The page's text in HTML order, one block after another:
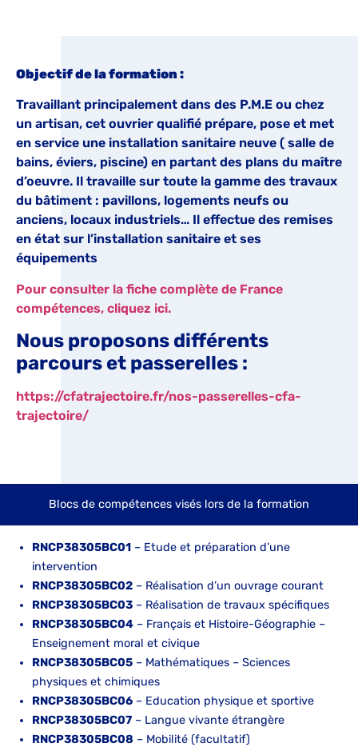
Objectif de la formation :
Travaillant principalement dans des P.M.E ou chez
un artisan, cet ouvrier qualifié prépare, pose et met
en service une installation sanitaire neuve ( salle de
bains, éviers, piscine) en partant des plans du maître
d’oeuvre. Il travaille sur toute la gamme des travaux
du bâtiment : pavillons, logements neufs ou
anciens, locaux industriels… Il effectue des remises
en état sur l’installation sanitaire et ses
équipements
Pour consulter la fiche complète de France
compétences, cliquez ici.
Nous proposons différents
parcours et passerelles :
https://cfatrajectoire.fr/nos-passerelles-cfa-
trajectoire/
Blocs de compétences visés lors de la formation
RNCP38305BC01 – Etude et préparation d’une
intervention
RNCP38305BC02 – Réalisation d’un ouvrage courant
RNCP38305BC03 – Réalisation de travaux spécifiques
RNCP38305BC04 – Français et Histoire-Géographie –
Enseignement moral et civique
RNCP38305BC05 – Mathématiques – Sciences
physiques et chimiques
RNCP38305BC06 – Education physique et sportive
RNCP38305BC07 – Langue vivante étrangère
RNCP38305BC08 – Mobilité (facultatif)